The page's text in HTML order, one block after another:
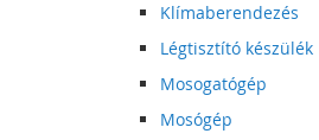
Klímaberendezés
Légtisztító készülék
Mosogatógép
Mosógép